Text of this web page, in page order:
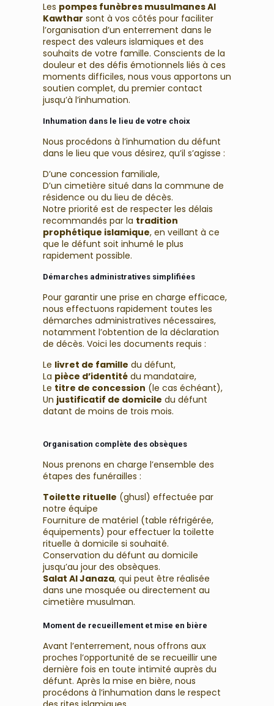
Les pompes funèbres musulmanes Al
Kawthar sont à vos côtés pour faciliter
l’organisation d’un enterrement dans le
respect des valeurs islamiques et des
souhaits de votre famille. Conscients de la
douleur et des défis émotionnels liés à ces
moments difficiles, nous vous apportons un
soutien complet, du premier contact
jusqu’à l’inhumation.
Inhumation dans le lieu de votre choix
Nous procédons à l’inhumation du défunt
dans le lieu que vous désirez, qu’il s’agisse :
D’une concession familiale,
D’un cimetière situé dans la commune de
résidence ou du lieu de décès.
Notre priorité est de respecter les délais
recommandés par la tradition
prophétique islamique, en veillant à ce
que le défunt soit inhumé le plus
rapidement possible.
Démarches administratives simplifiées
Pour garantir une prise en charge efficace,
nous effectuons rapidement toutes les
démarches administratives nécessaires,
notamment l’obtention de la déclaration
de décès. Voici les documents requis :
Le livret de famille du défunt,
La pièce d’identité du mandataire,
Le titre de concession (le cas échéant),
Un justificatif de domicile du défunt
datant de moins de trois mois.
Organisation complète des obsèques
Nous prenons en charge l’ensemble des
étapes des funérailles :
Toilette rituelle (ghusl) effectuée par
notre équipe
Fourniture de matériel (table réfrigérée,
équipements) pour effectuer la toilette
rituelle à domicile si souhaité.
Conservation du défunt au domicile
jusqu’au jour des obsèques.
Salat Al Janaza, qui peut être réalisée
dans une mosquée ou directement au
cimetière musulman.
Moment de recueillement et mise en bière
Avant l’enterrement, nous offrons aux
proches l’opportunité de se recueillir une
dernière fois en toute intimité auprès du
défunt. Après la mise en bière, nous
procédons à l’inhumation dans le respect